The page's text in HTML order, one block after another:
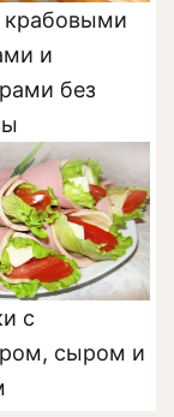
крабовыми
и
без
с
сыром и